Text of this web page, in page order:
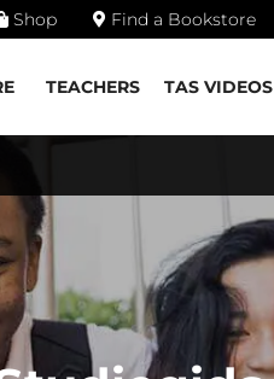
Shop Find a Bookstore
TEACHERS TAS VIDEOS